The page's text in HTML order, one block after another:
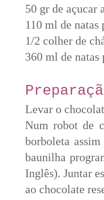
50 gr de açucar
110 ml de natas
1/2 colher de
360 ml de natas
Levar o
Num robot de
borboleta
baunilha
Inglês). Juntar
ao chocolate